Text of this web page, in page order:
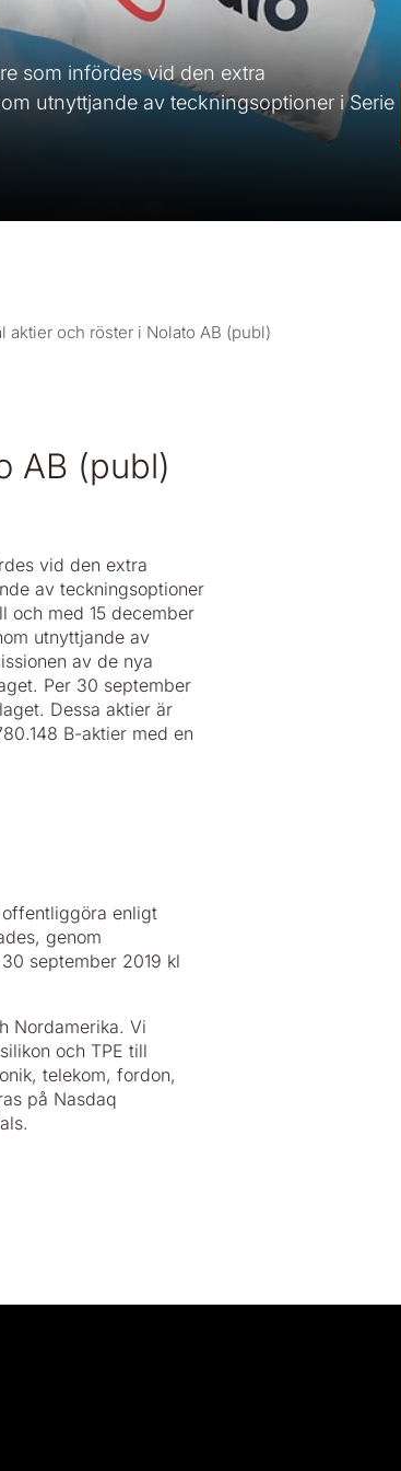
som infördes vid den extra
utnyttjande av teckningsoptioner i Serie
aktier och röster i Nolato AB (publ)
AB (publ)
vid den extra
av teckningsoptioner
och med 15 december
utnyttjande av
av de nya
Per 30 september
Dessa aktier är
B-aktier med en
enligt
genom
september 2019 kl
Nordamerika. Vi
och TPE till
telekom, fordon,
på Nasdaq